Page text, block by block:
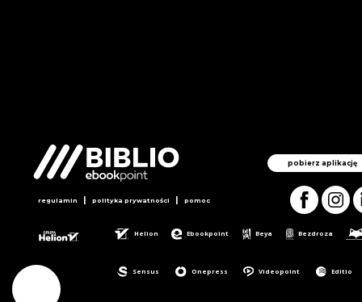
pobierz aplikację
regulamin | polityka prywatności | pomoc
Helion Ebookpoint Beya Bezdroza
Sensus Onepress Videopoint Editio